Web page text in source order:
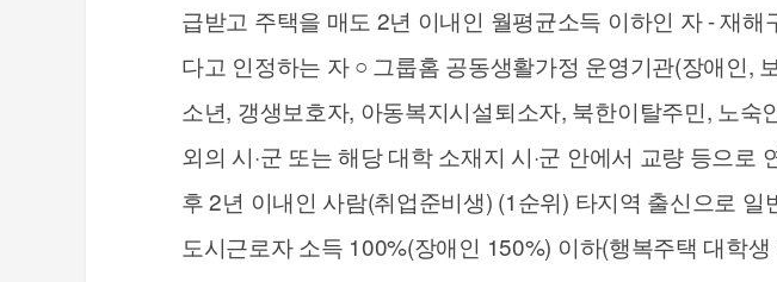
급받고 주택을 매도 2년 이내인 월평균소득 이하인 자 - 재
다고 인정하는 자 ○ 그룹홈 공동생활가정 운영기관(장애인,
소년, 갱생보호자, 아동복지시설퇴소자, 북한이탈주민, 노
외의 시·군 또는 해당 대학 소재지 시·군 안에서 교량 등으
후 2년 이내인 사람(취업준비생) (1순위) 타지역 출신으로
도시근로자 소득 100%(장애인 150%) 이하(행복주택 대학